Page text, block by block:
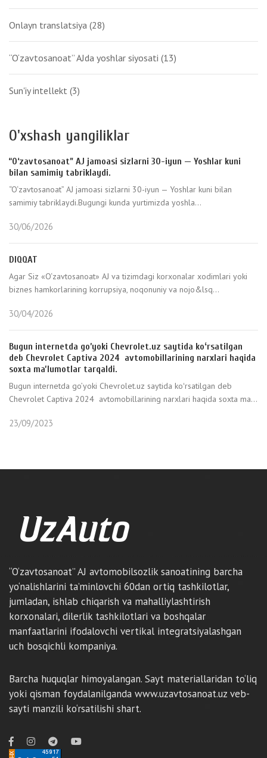
Onlayn translatsiya (28)
“O‘zavtosanoat” AJda yoshlar siyosati (13)
Sun'iy intellekt (3)
O'xshash yangiliklar
“O‘zavtosanoat” AJ jamoasi sizlarni 30-iyun — Yoshlar kuni
bilan samimiy tabriklaydi.
“O‘zavtosanoat” AJ jamoasi sizlarni 30-iyun — Yoshlar kuni bilan
samimiy tabriklaydi.Bugungi kunda yurtimizda yoshla...
30/06/2026
DIQQAT
Agar Siz «O‘zavtosanoat» AJ va tizimdagi korxonalar xodimlari yoki
biznes hamkorlarining korrupsiya, noqonuniy va nojo&lsq...
30/04/2026
Bugun internetda go’yoki Chevrolet.uz saytida koʻrsatilgan
deb Chevrolet Captiva 2024 avtomobillarining narxlari haqida
soxta maʼlumotlar tarqaldi.
Bugun internetda go’yoki Chevrolet.uz saytida koʻrsatilgan deb
Chevrolet Captiva 2024 avtomobillarining narxlari haqida soxta ma...
23/09/2023
“O‘zavtosanoat” AJ avtomobilsozlik sanoatining barcha
yo‘nalishlarini ta’minlovchi 60dan ortiq tashkilotlar,
jumladan, ishlab chiqarish va mahalliylashtirish
korxonalari, dilerlik tashkilotlari va boshqalar
manfaatlarini ifodalovchi vertikal integratsiyalashgan
uch bosqichli kompaniya.
Barcha huquqlar himoyalangan. Sayt materiallaridan to‘liq
yoki qisman foydalanilganda www.uzavtosanoat.uz veb-
sayti manzili ko‘rsatilishi shart.